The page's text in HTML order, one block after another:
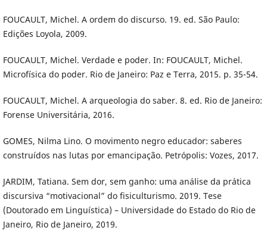
FOUCAULT, Michel. A ordem do discurso. 19. ed. São Paulo:
Edições Loyola, 2009.
FOUCAULT, Michel. Verdade e poder. In: FOUCAULT, Michel.
Microfísica do poder. Rio de Janeiro: Paz e Terra, 2015. p. 35-54.
FOUCAULT, Michel. A arqueologia do saber. 8. ed. Rio de Janeiro:
Forense Universitária, 2016.
GOMES, Nilma Lino. O movimento negro educador: saberes
construídos nas lutas por emancipação. Petrópolis: Vozes, 2017.
JARDIM, Tatiana. Sem dor, sem ganho: uma análise da prática
discursiva “motivacional” do fisiculturismo. 2019. Tese
(Doutorado em Linguística) – Universidade do Estado do Rio de
Janeiro, Rio de Janeiro, 2019.